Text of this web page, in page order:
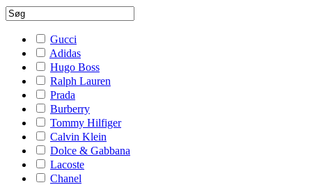
Gucci
Adidas
Hugo Boss
Ralph Lauren
Prada
Burberry
Tommy Hilfiger
Calvin Klein
Dolce & Gabbana
Lacoste
Chanel